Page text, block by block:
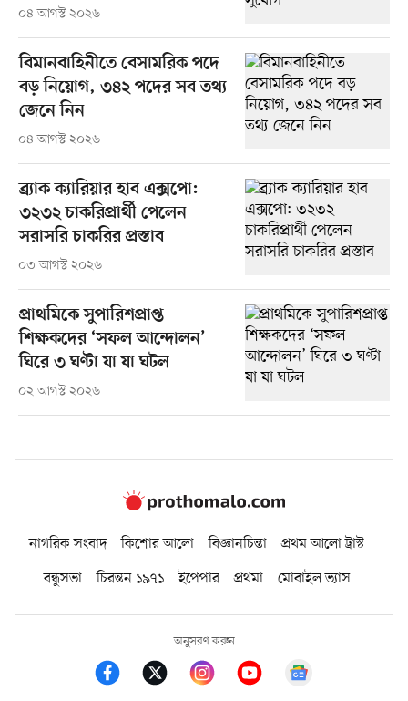
০৪ আগস্ট ২০২৬
বিমানবাহিনীতে বেসামরিক পদে
বড় নিয়োগ, ৩৪২ পদের সব তথ্য
জেনে নিন
০৪ আগস্ট ২০২৬
ব্র্যাক ক্যারিয়ার হাব এক্সপো:
৩২৩২ চাকরিপ্রার্থী পেলেন
সরাসরি চাকরির প্রস্তাব
০৩ আগস্ট ২০২৬
প্রাথমিকে সুপারিশপ্রাপ্ত
শিক্ষকদের ‘সফল আন্দোলন’
ঘিরে ৩ ঘণ্টা যা যা ঘটল
০২ আগস্ট ২০২৬
নাগরিক সংবাদ কিশোর আলো বিজ্ঞানচিন্তা
প্রথম আলো ট্রাস্ট
বন্ধুসভা
চিরন্তন ১৯৭১ ইপেপার প্রথমা মোবাইল ভ্যাস
অনুসরণ করুন